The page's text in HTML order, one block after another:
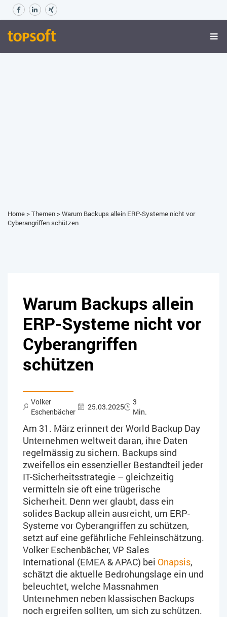
Home>Themen>Warum Backups allein ERP-Systeme nicht vor
Cyberangriffen schützen
Warum Backups allein
ERP-Systeme nicht vor
Cyberangriffen
schützen
Volker
Eschenbächer
25.03.2025
3
Min.
Am 31. März erinnert der World Backup Day
Unternehmen weltweit daran, ihre Daten
regelmässig zu sichern. Backups sind
zweifellos ein essenzieller Bestandteil jeder
IT-Sicherheitsstrategie – gleichzeitig
vermitteln sie oft eine trügerische
Sicherheit. Denn wer glaubt, dass ein
solides Backup allein ausreicht, um ERP-
Systeme vor Cyberangriffen zu schützen,
setzt auf eine gefährliche Fehleinschätzung.
Volker Eschenbächer, VP Sales
International (EMEA & APAC) bei Onapsis,
schätzt die aktuelle Bedrohungslage ein und
beleuchtet, welche Massnahmen
Unternehmen neben klassischen Backups
noch ergreifen sollten, um sich zu schützen.